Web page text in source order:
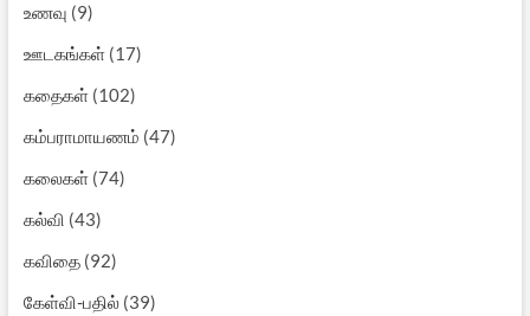
உணவு (9)
ஊடகங்கள்(17)
கதைகள்(102)
கம்பராமாயணம் (47)
கலைகள்(74)
கல்வி (43)
கவிதை(92)
கேள்வி-பதில்(39)